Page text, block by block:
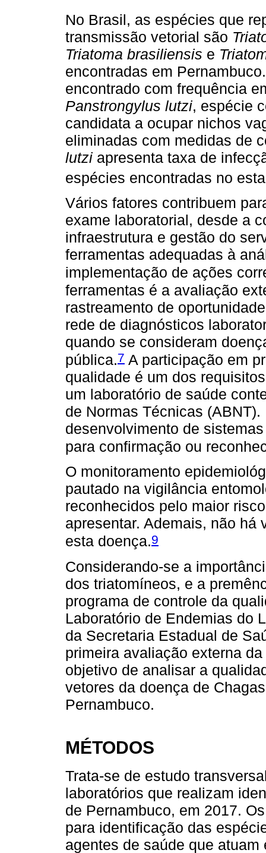
No Brasil, as espécies que
transmissão vetorial são
Triatoma brasiliensis e
encontradas em
encontrado com frequência
Panstrongylus lutzi, espécie
candidata a ocupar nichos
eliminadas com medidas de
lutzi apresenta taxa de
espécies encontradas no
Vários fatores contribuem
exame laboratorial, desde a
infraestrutura e gestão do
ferramentas adequadas à
implementação de ações
ferramentas é a avaliação
rastreamento de
rede de diagnósticos
quando se consideram
pública.7 A participação em
qualidade é um dos
um laboratório de saúde
de Normas Técnicas
desenvolvimento de
para confirmação ou
O monitoramento
pautado na vigilância
reconhecidos pelo maior
apresentar. Ademais, não há
esta doença.9
Considerando-se a
dos triatomíneos, e a
programa de controle da
Laboratório de Endemias do
da Secretaria Estadual de
primeira avaliação externa
objetivo de analisar a
vetores da doença de
Pernambuco.
MÉTODOS
Trata-se de estudo
laboratórios que realizam
de Pernambuco, em 2017.
para identificação das
agentes de saúde que